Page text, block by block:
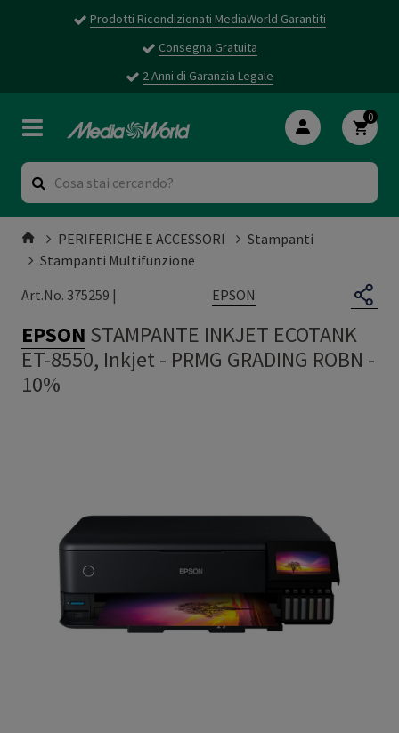
Prodotti Ricondizionati MediaWorld Garantiti
Consegna Gratuita
2 Anni di Garanzia Legale
0
PERIFERICHE E ACCESSORI
Stampanti
Stampanti Multifunzione
Art.No. 375259 |
EPSON
EPSON STAMPANTE INKJET ECOTANK
ET-8550, Inkjet - PRMG GRADING ROBN -
10%